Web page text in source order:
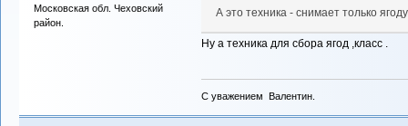
Московская обл. Чеховский
район.
А это техника - снимает только
Ну а техника для сбора ягод ,класс .
С уважением Валентин.